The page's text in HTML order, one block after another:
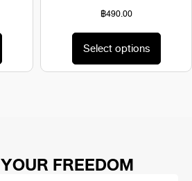
฿490.00
Select options
FREEDOM